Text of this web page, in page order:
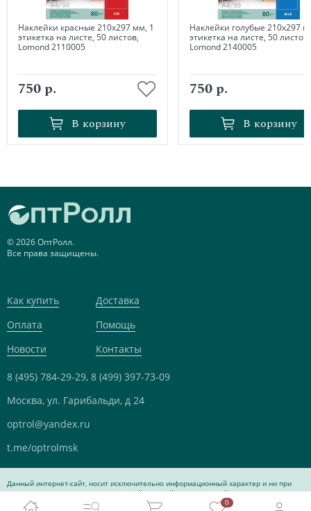
Наклейки красные 210х297 мм, 1
этикетка на листе, 50 листов,
Lomond 2110005
750 р.
В корзину
В корзину
Наклейки голубые 210х297
этикетка на листе, 50 листов,
Lomond 2140005
750 р.
В корзину
В корзину
0
© 2026 ОптРолл.
Все права защищены.
Как купить
Доставка
Оплата
Помощь
Новости
Контакты
8 (495) 784-29-29, 8 (499) 397-73-09
Москва, ул. Гарибальди, д 24
optrol@yandex.ru
t.me/optrolmsk
Данный интернет-сайт, носит исключительно информационный характер и ни при
каких условиях не является публичной офертой, определяемой положениями Статьи
437 Гражданского кодекса Российской Федерации.